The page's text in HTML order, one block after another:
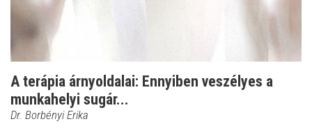
A terápia árnyoldalai: Ennyiben veszélyes a
munkahelyi sugár...
Dr. Borbényi Erika